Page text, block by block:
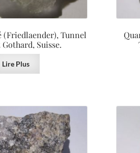
(Friedlaender), Tunnel
Suisse.
Lire Plus